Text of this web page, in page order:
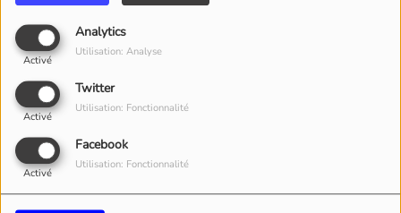
Analytics
Activé
Utilisation: Analyse
Twitter
Activé
Utilisation: Fonctionnalité
Facebook
Activé
Utilisation: Fonctionnalité